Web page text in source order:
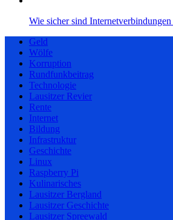
Wie sicher sind
Geld
Wölfe
Korruption
Rundfunkbeitrag
Technologie
Lausitzer Revier
Rente
Internet
Bildung
Infrastruktur
Geschichte
Linux
Raspberry Pi
Kulinarisches
Lausitzer Bergland
Lausitzer Geschichte
Lausitzer Spreewald